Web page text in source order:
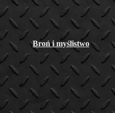
Broń i myślistwo